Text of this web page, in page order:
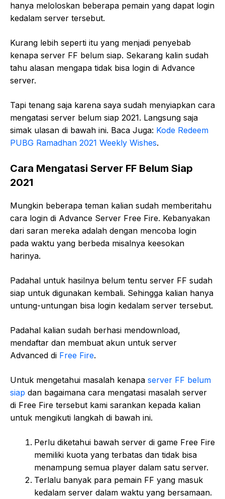
hanya meloloskan beberapa pemain yang dapat login
kedalam server tersebut.
Kurang lebih seperti itu yang menjadi penyebab
kenapa server FF belum siap. Sekarang kalin sudah
tahu alasan mengapa tidak bisa login di Advance
server.
Tapi tenang saja karena saya sudah menyiapkan cara
mengatasi server belum siap 2021. Langsung saja
simak ulasan di bawah ini. Baca Juga: Kode Redeem
PUBG Ramadhan 2021 Weekly Wishes.
Cara Mengatasi Server FF Belum Siap
2021
Mungkin beberapa teman kalian sudah memberitahu
cara login di Advance Server Free Fire. Kebanyakan
dari saran mereka adalah dengan mencoba login
pada waktu yang berbeda misalnya keesokan
harinya.
Padahal untuk hasilnya belum tentu server FF sudah
siap untuk digunakan kembali. Sehingga kalian hanya
untung-untungan bisa login kedalam server tersebut.
Padahal kalian sudah berhasi mendownload,
mendaftar dan membuat akun untuk server
Advanced di Free Fire.
Untuk mengetahui masalah kenapa server FF belum
siap dan bagaimana cara mengatasi masalah server
di Free Fire tersebut kami sarankan kepada kalian
untuk mengikuti langkah di bawah ini.
Perlu diketahui bawah server di game Free Fire
memiliki kuota yang terbatas dan tidak bisa
menampung semua player dalam satu server.
Terlalu banyak para pemain FF yang masuk
kedalam server dalam waktu yang bersamaan.